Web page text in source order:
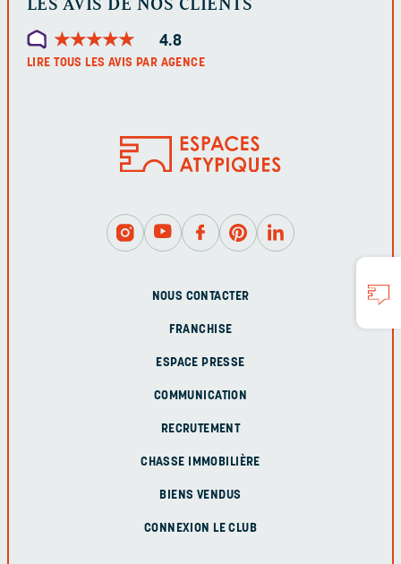
★★★★★
★★★★★ 4.8
LIRE TOUS LES AVIS PAR AGENCE
NOUS CONTACTER
FRANCHISE
ESPACE PRESSE
COMMUNICATION
RECRUTEMENT
CHASSE IMMOBILIÈRE
BIENS VENDUS
CONNEXION LE CLUB